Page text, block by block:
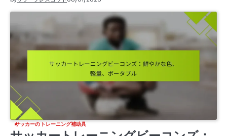
サッカーのトレーニング補助具